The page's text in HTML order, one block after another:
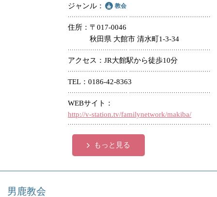
ジャンル 教会
住所
〒017-0046
秋田県 大館市 清水町1-3-34
アクセス JR大館駅から徒歩10分
TEL 0186-42-8363
WEBサイト
http://v-station.tv/familynetwork/makiba/
もっと見る
男鹿教会